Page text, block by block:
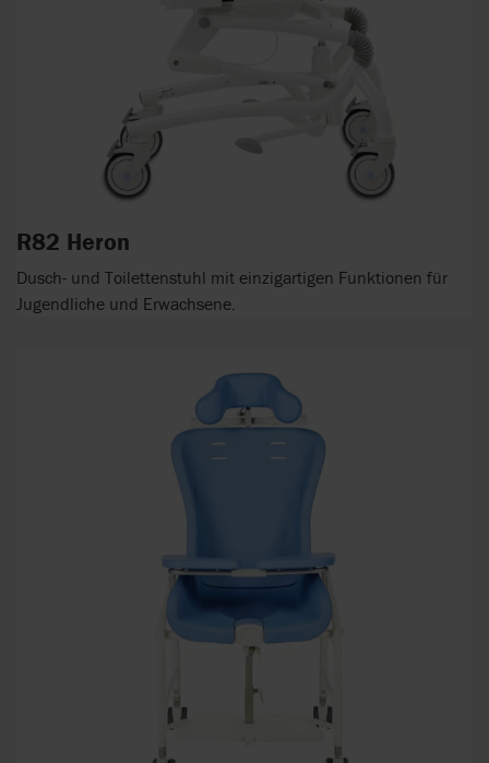
R82 Heron
Dusch- und Toilettenstuhl mit einzigartigen Funktionen für
Jugendliche und Erwachsene.